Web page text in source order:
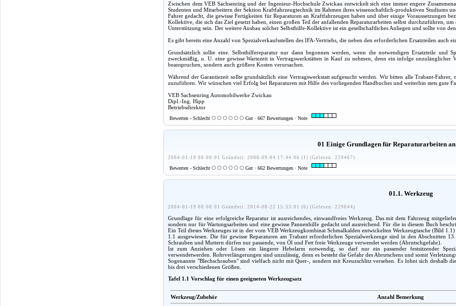
Zwischen dem VEB Sachsenring und der Ingenieur-Hochschule Zwickau entwickelt sich eine immer engere
Studenten und Mitarbeitern der Sektion Kraftfahrzeugtechnik im Rahmen ihres wissenschaftlich-produktiven Studiums
Fahrer gedacht, die gewisse Fertigkeiten für Reparaturen an Kraftfahrzeugen haben und über einige Voraussetzungen
Kollektive, die sich das Ziel gesetzt haben, einen großen Teil der anfallenden Reparaturarbeiten selbst durchzuführen,
Unterstützung sein. Der weitere Ausbau solcher Selbsthilfe-Kollektive ist ein gesellschaftliches Anliegen und sollte von
Es gibt bereits eine Anzahl von Spezialverkaufsstellen des IFA-Vertriebs, die neben den erforderlichen Ersatzteilen auch
Grundsätzlich sollte eine. Selbsthilfereparatur nur dann begonnen werden, wenn die notwendigen Ersatzteile und
zweckmäßig, u. U. eine gewisse Wartezeit in Vertragswerkstätten in Kauf zu nehmen, denn ein infolge
beanspruchen, sondern auch größere Kosten verursachen.
Während der Garantiezeit sollte grundsätzlich eine Vertragswerkstatt aufgesucht werden. Wir bitten alle Trabant-
zuzuführen. Wir wünschen viel Erfolg bei Reparaturen mit Hilfe des vorliegenden Handbuches und weiterhin stets gute
VEB Sachsenring Automobilwerke Zwickau
Dipl.-Ing. Hipp
Betriebsdirektor
Bewerten - Schlecht Gut · 667 Bewertungen · Note
01 Einige Grundlagen für Reparaturarbeiten
2004-01-19 00:00:01 Geändert: 2008-09-04 17:44:06 (1) (Gelesen: 229467)
Bewerten - Schlecht Gut · 662 Bewertungen · Note
01.1. Werkzeug
2004-01-19 00:00:01 Geändert: 2014-08-22 15:33:01 (6) (Gelesen: 229644)
Grundlage für eine erfolgreiche Reparatur ist ausreichendes, einwandfreies Werkzeug. Das mit dem Fahrzeug
sondern nur für Wartungsarbeiten und eine gewisse Pannenhilfe gedacht und ausreichend. Für die in diesem Buch
Ein Teil dieses Werkzeuges ist in der vom VEB Werkzeugkombinat Schmalkalden entwickelten Werkzeugtasche (Bild
1.1 ausgewiesen. Die für gewisse Reparaturen am Trabant erforderlichen Spezialwerkzeuge sind in den Abschnitten
Schrauben und Muttern dürfen nur passende, von Öl und Fett freie Werkzeuge verwendet werden (Abrutschgefahr).
Ist zum Anziehen oder Lösen ein längerer Hebelarm notwendig, so darf nur ein passender festsitzender
verwendetwerden. Rohrverlängerungen sind unzulässig, denn es besteht die Gefahr des Abrutschens und somit
Sogenannte "Blechschrauben" sind vielfach nicht mit Quer-, sondern mit Kreuzschlitz versehen. Es lohnt sich deshalb
bis drei verschiedenen Größen.
Tafel 1.1 Vorschlag für einen geeigneten Werkzeugsatz
Werkzeug/Zubehör Anzahl Bemerkung